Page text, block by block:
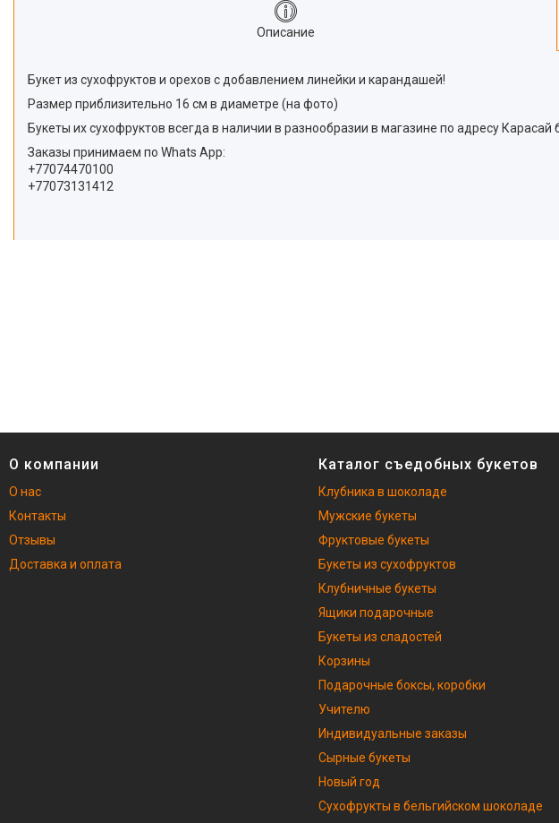
Описание
Букет из сухофруктов и орехов с добавлением линейки и карандашей!
Размер приблизительно 16 см в диаметре (на фото)
Букеты их сухофруктов всегда в наличии в разнообразии в магазине по адресу
Заказы принимаем по Whats App:
+77074470100
+77073131412
О компании
О нас
Контакты
Отзывы
Доставка и оплата
Каталог съедобных букетов
Клубника в шоколаде
Мужские букеты
Фруктовые букеты
Букеты из сухофруктов
Клубничные букеты
Ящики подарочные
Букеты из сладостей
Корзины
Подарочные боксы, коробки
Учителю
Индивидуальные заказы
Сырные букеты
Новый год
Сухофрукты в бельгийском шоколаде